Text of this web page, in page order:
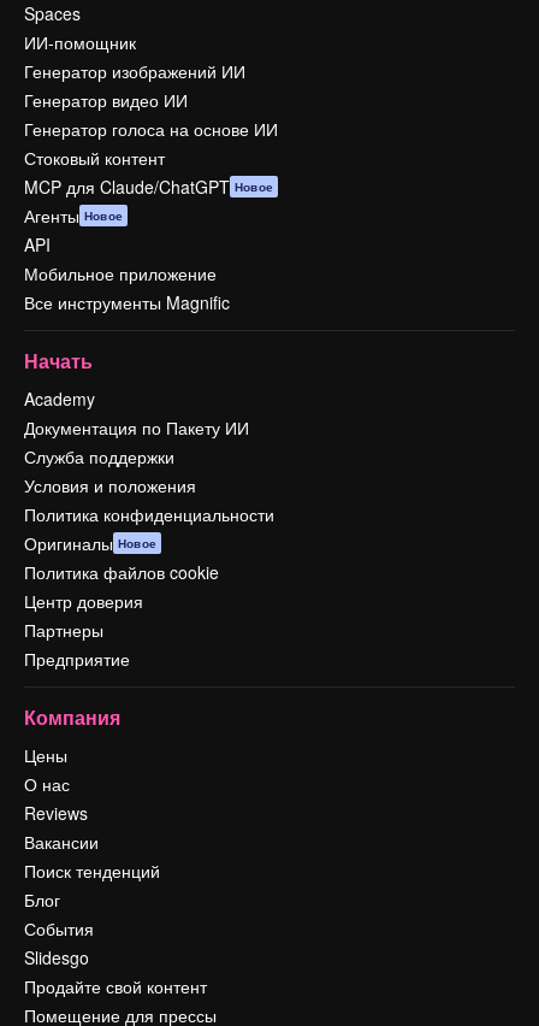
Spaces
ИИ-помощник
Генератор изображений ИИ
Генератор видео ИИ
Генератор голоса на основе ИИ
Стоковый контент
MCP для Claude/ChatGPT Новое
Агенты Новое
API
Мобильное приложение
Все инструменты Magnific
Начать
Academy
Документация по Пакету ИИ
Служба поддержки
Условия и положения
Политика конфиденциальности
Оригиналы Новое
Политика файлов cookie
Центр доверия
Партнеры
Предприятие
Компания
Цены
О нас
Reviews
Вакансии
Поиск тенденций
Блог
События
Slidesgo
Продайте свой контент
Помещение для прессы